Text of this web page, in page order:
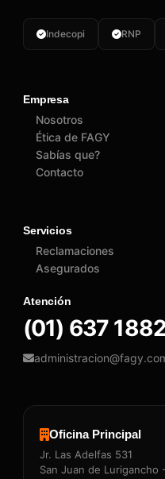
Indecopi RNP
Empresa
Nosotros
Ética de FAGY
Sabías que?
Contacto
Servicios
Reclamaciones
Asegurados
Atención
(01) 637
Oficina Principal
Jr. Las Adelfas 531
San Juan de Lurigancho